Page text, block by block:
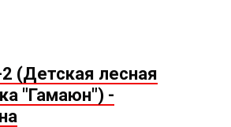
(Детская лесная
"Гамаюн") -